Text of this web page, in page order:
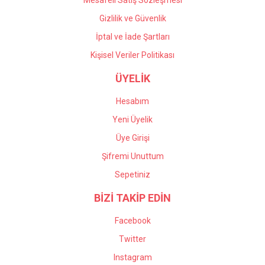
Gizlilik ve Güvenlik
İptal ve İade Şartları
Kişisel Veriler Politikası
ÜYELİK
Hesabım
Yeni Üyelik
Üye Girişi
Şifremi Unuttum
Sepetiniz
BİZİ TAKİP EDİN
Facebook
Twitter
Instagram